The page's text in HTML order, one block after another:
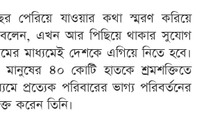
পেরিয়ে যাওয়ার কথা স্মরণ করিয়ে
এখন আর পিছিয়ে থাকার সুযোগ
মাধ্যমেই দেশকে এগিয়ে নিতে হবে।
৪০ কোটি হাতকে শ্রমশক্তিতে
প্রত্যেক পরিবারের ভাগ্য পরিবর্তনের
করেন তিনি।